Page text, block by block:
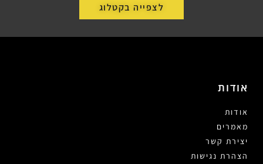
לצפייה בקטלוג
אודות
אודות
מאמרים
יצירת קשר
הצהרת נגישות